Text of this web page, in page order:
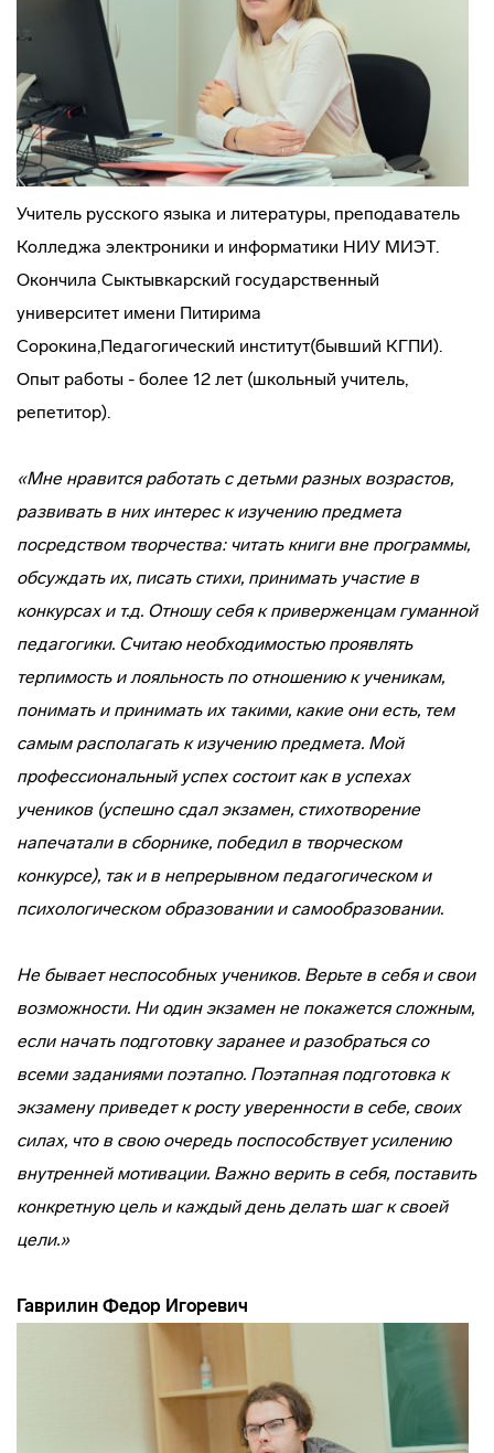
Учитель русского языка и литературы, преподаватель
Колледжа электроники и информатики НИУ МИЭТ.
Окончила Сыктывкарский государственный
университет имени Питирима
Сорокина,Педагогический институт(бывший КГПИ).
Опыт работы - более 12 лет (школьный учитель,
репетитор).
«Мне нравится работать с детьми разных возрастов,
развивать в них интерес к изучению предмета
посредством творчества: читать книги вне программы,
обсуждать их, писать стихи, принимать участие в
конкурсах и т.д. Отношу себя к приверженцам гуманной
педагогики. Считаю необходимостью проявлять
терпимость и лояльность по отношению к ученикам,
понимать и принимать их такими, какие они есть, тем
самым располагать к изучению предмета. Мой
профессиональный успех состоит как в успехах
учеников (успешно сдал экзамен, стихотворение
напечатали в сборнике, победил в творческом
конкурсе), так и в непрерывном педагогическом и
психологическом образовании и самообразовании.
Не бывает неспособных учеников. Верьте в себя и свои
возможности. Ни один экзамен не покажется сложным,
если начать подготовку заранее и разобраться со
всеми заданиями поэтапно. Поэтапная подготовка к
экзамену приведет к росту уверенности в себе, своих
силах, что в свою очередь поспособствует усилению
внутренней мотивации. Важно верить в себя, поставить
конкретную цель и каждый день делать шаг к своей
цели.»
Гаврилин Федор Игоревич